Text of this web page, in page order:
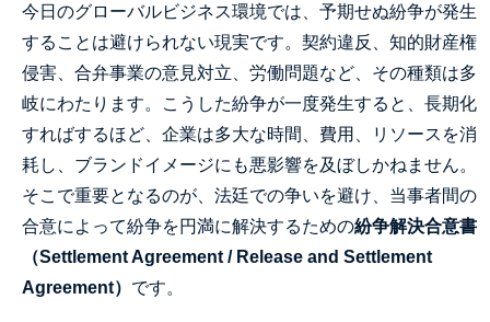
今日のグローバルビジネス環境では、予期せぬ紛争が発生
することは避けられない現実です。契約違反、知的財産権
侵害、合弁事業の意見対立、労働問題など、その種類は多
岐にわたります。こうした紛争が一度発生すると、長期化
すればするほど、企業は多大な時間、費用、リソースを消
耗し、ブランドイメージにも悪影響を及ぼしかねません。
そこで重要となるのが、法廷での争いを避け、当事者間の
合意によって紛争を円満に解決するための紛争解決合意書
（Settlement Agreement / Release and Settlement
Agreement） です。